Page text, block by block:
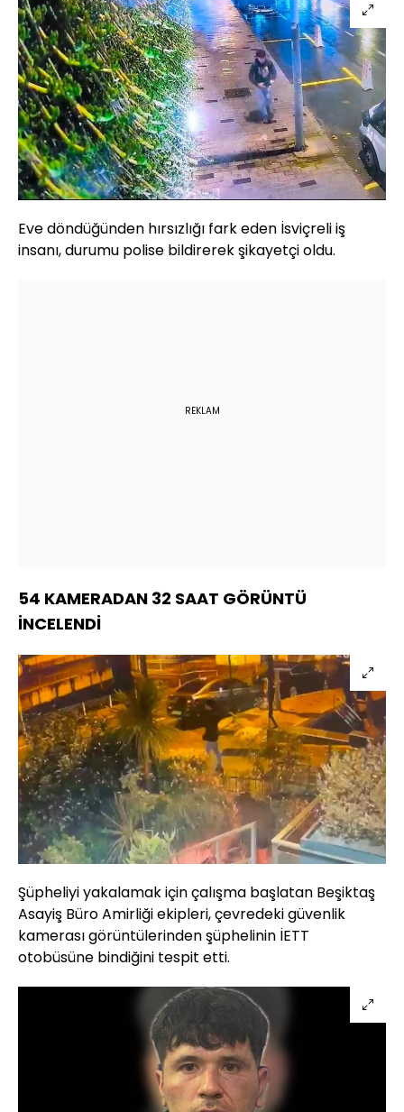
Eve döndüğünden hırsızlığı fark eden İsviçreli iş
insanı, durumu polise bildirerek şikayetçi oldu.
REKLAM
54 KAMERADAN 32 SAAT GÖRÜNTÜ
İNCELENDİ
Şüpheliyi yakalamak için çalışma başlatan Beşiktaş
Asayiş Büro Amirliği ekipleri, çevredeki güvenlik
kamerası görüntülerinden şüphelinin İETT
otobüsüne bindiğini tespit etti.